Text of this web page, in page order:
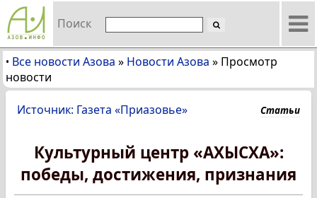
Поиск
• Все новости Азова » Новости Азова » Просмотр
новости
Источник: Газета «Приазовье» Статьи
Культурный центр «АХЫСХА»:
победы, достижения, признания